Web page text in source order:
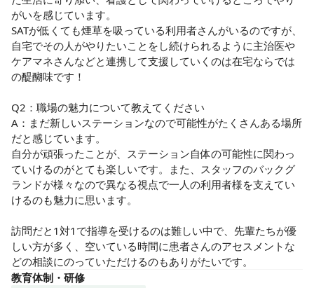
がいを感じています。
SATが低くても煙草を吸っている利用者さんがいるのですが、
自宅でその人がやりたいことをし続けられるように主治医や
ケアマネさんなどと連携して支援していくのは在宅ならでは
の醍醐味です！
Q2：職場の魅力について教えてください
A：まだ新しいステーションなので可能性がたくさんある場所
だと感じています。
自分が頑張ったことが、ステーション自体の可能性に関わっ
ていけるのがとても楽しいです。また、スタッフのバックグ
ランドが様々なので異なる視点で一人の利用者様を支えてい
けるのも魅力に思います。
訪問だと1対1で指導を受けるのは難しい中で、先輩たちが優
しい方が多く、空いている時間に患者さんのアセスメントな
どの相談にのっていただけるのもありがたいです。
教育体制・研修